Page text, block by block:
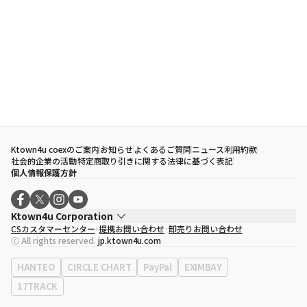
Ktown4u coexのご案内お知らせよくあるご質問ニュース利用約款
社会的企業の活動特定商取り引きに関する法律に基づく表記
個人情報保護方針
Ktown4u Corporation
代表取締役
ソン・ヒョミン
事業者登録番号120-87-71116
eContext
0120-23-7523
事務所住所
ソウル特別市江南区永東大路513、3階(三成洞、coex)
CSカスタマーセンター 提携お問い合わせ 卸売りお問い合わせ
ⓒ All rights reserved. jp.ktown4u.com
HANTEO CIRCLE CHART PayPal
EXIMBAY
17TRACK